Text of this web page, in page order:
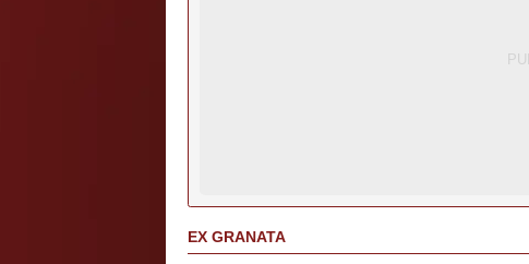
EX GRANATA